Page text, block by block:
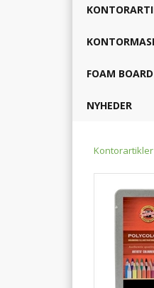
FOAM
NYHEDER
Kontorartikler